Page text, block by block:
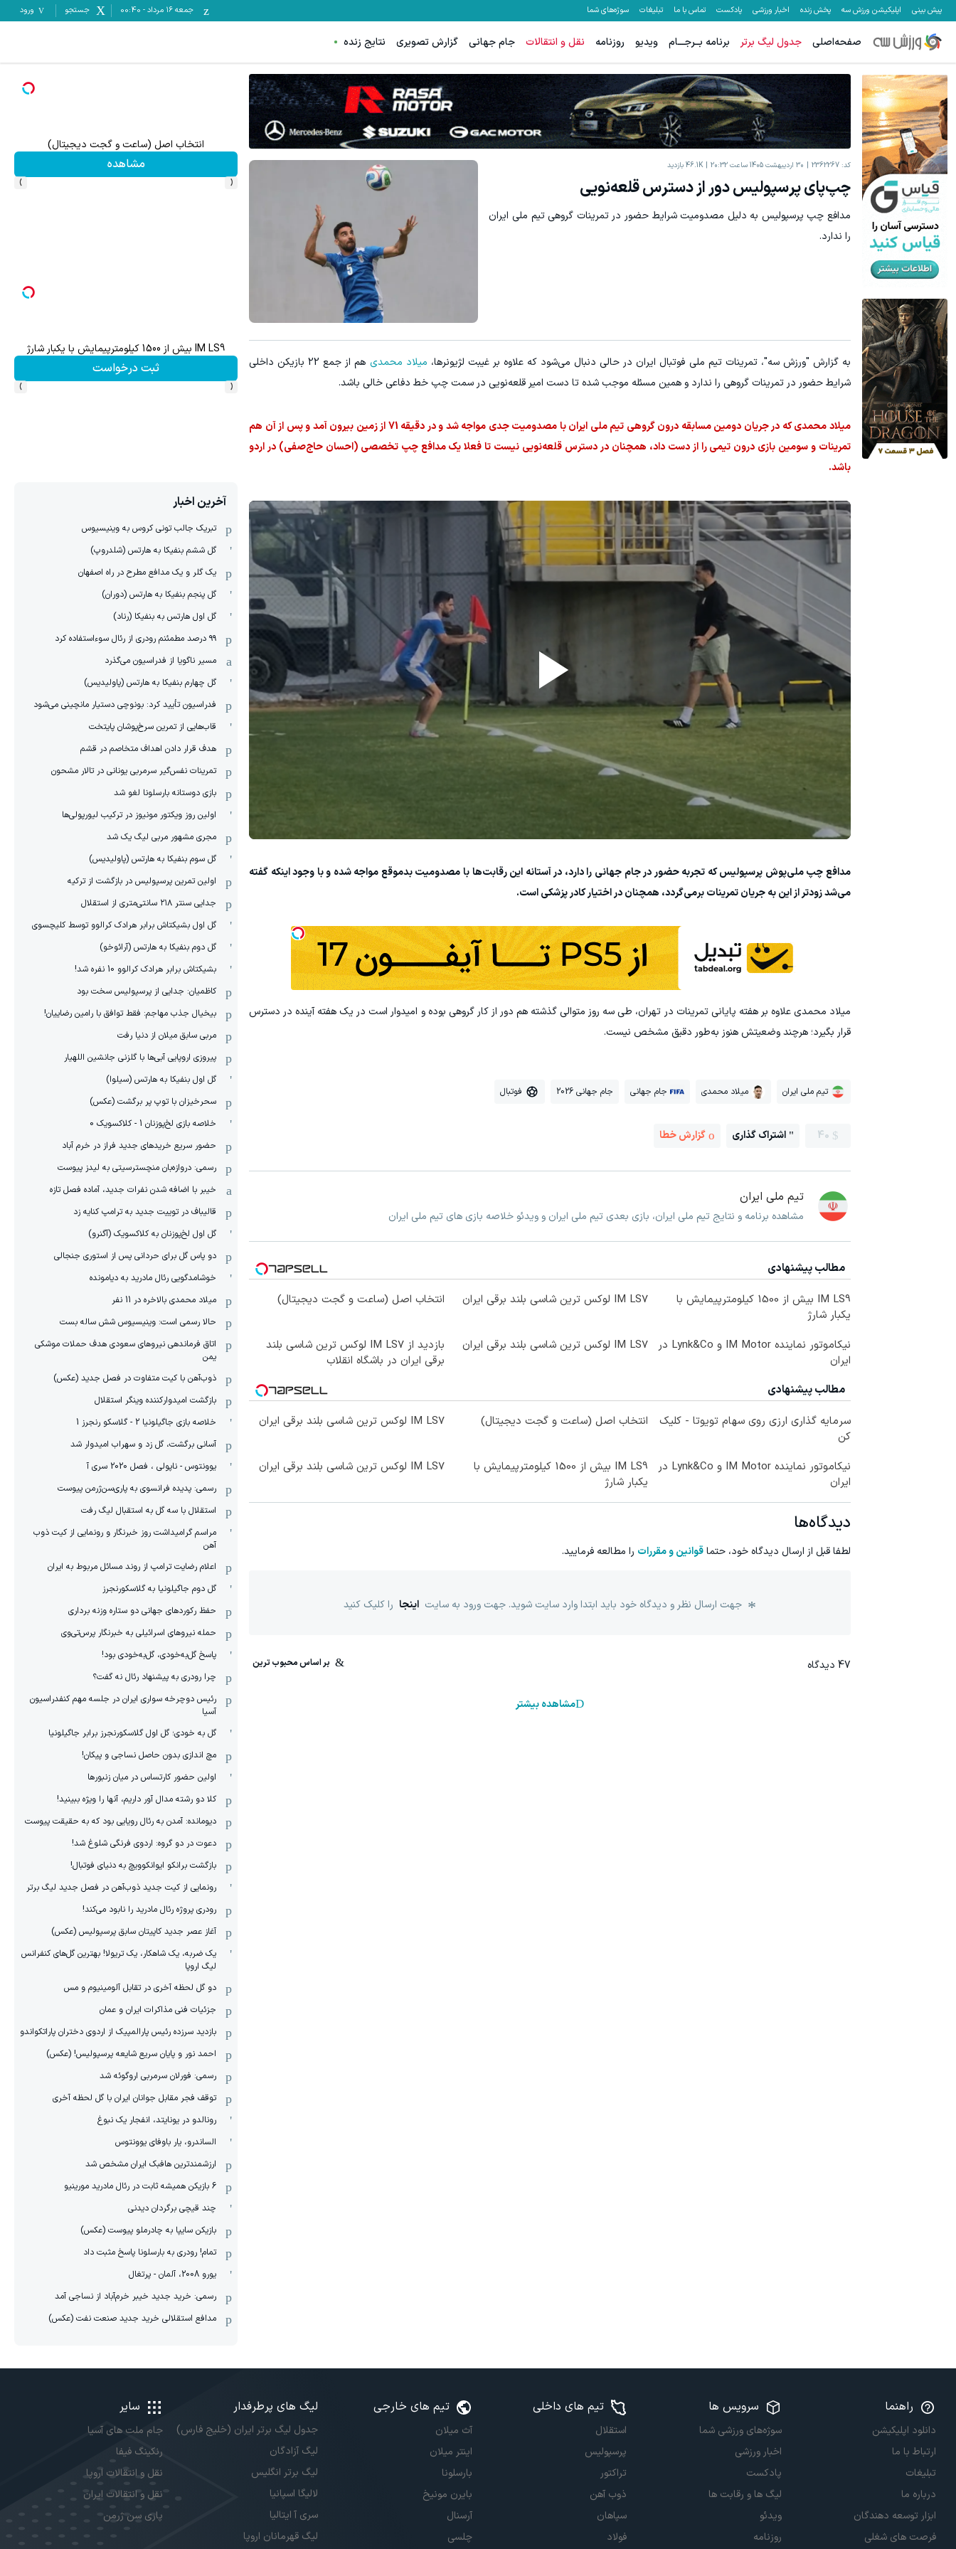
پیش بینی اپلیکیشن ورزش سه پخش زنده اخبار ورزشی پادکست تماس با ما تبلیغات سوژه‌های شما جمعه ۱۶ مرداد -
00:40 جستجو ورود
صفحه‌اصلی جدول لیگ برتر برنامه بــرجـــام ویدیو روزنامه نقل و انتقالات جام جهانی گزارش تصویری نتایج زنده
کد: 2362267 30 اردیبهشت 1405 ساعت 20:32 46.1K بازدید
چپ‌پای پرسپولیس دور از دسترس قلعه‌نویی
مدافع چپ پرسپولیس به دلیل مصدومیت شرایط حضور در تمرینات گروهی تیم ملی ایران
را ندارد.
به گزارش "ورزش سه"، تمرینات تیم ملی فوتبال ایران در حالی دنبال می‌شود که علاوه بر غیبت لژیونرها، میلاد محمدی
هم از جمع 22 بازیکن داخلی
شرایط حضور در تمرینات گروهی را ندارد و همین مسئله موجب شده تا دست امیر قلعه‌نویی در سمت چپ خط دفاعی خالی باشد.
میلاد محمدی که در جریان دومین مسابقه درون گروهی تیم ملی ایران با مصدومیت جدی مواجه شد و در دقیقه 71 از زمین بیرون آمد و پس از آن هم
تمرینات و سومین بازی درون تیمی را از دست داد، همچنان در دسترس قلعه‌نویی نیست تا فعلا یک مدافع چپ تخصصی (احسان حاج‌صفی) در اردو
باشد.
مدافع چپ ملی‌پوش پرسپولیس که تجربه حضور در جام جهانی را دارد، در آستانه این رقابت‌ها با مصدومیت بدموقع مواجه شده و با وجود اینکه گفته
می‌شد زودتر از این به جریان تمرینات برمی‌گردد، همچنان در اختیار کادر پزشکی است.
میلاد محمدی علاوه بر هفته پایانی تمرینات در تهران، طی سه روز متوالی گذشته هم دور از کار گروهی بوده و امیدوار است در یک هفته آینده در دسترس
قرار بگیرد؛ هرچند وضعیتش هنوز به‌طور دقیق مشخص نیست.
تیم ملی ایران میلاد محمدی جام جهانی جام جهانی 2026 فوتبال
40 اشتراک گذاری گزارش خطا
تیم ملی ایران
مشاهده برنامه و نتایج تیم ملی ایران، بازی بعدی تیم ملی ایران و ویدئو خلاصه بازی های تیم ملی ایران
مطالب پیشنهادی
IM LS9 بیش از 1500 کیلومترپیمایش با
یکبار شارژ
IM LS7 لوکس ترین شاسی بلند برقی ایران انتخاب اصل (ساعت و گجت دیجیتال)
نیکاموتور نماینده IM Motor و Lynk&Co در
ایران
IM LS7 لوکس ترین شاسی بلند برقی ایران
بازدید از IM LS7 لوکس ترین شاسی بلند
برقی ایران در باشگاه انقلاب
مطالب پیشنهادی
سرمایه گذاری ارزی روی سهام تویوتا - کلیک
کن
انتخاب اصل (ساعت و گجت دیجیتال) IM LS7 لوکس ترین شاسی بلند برقی ایران
نیکاموتور نماینده IM Motor و Lynk&Co در
ایران
IM LS9 بیش از 1500 کیلومترپیمایش با
یکبار شارژ
IM LS7 لوکس ترین شاسی بلند برقی ایران
دیدگاه‌ها
لطفا قبل از ارسال دیدگاه خود، حتماقوانین و مقررات را مطالعه فرمایید.
جهت ارسال نظر و دیدگاه خود باید ابتدا وارد سایت شوید. جهت ورود به سایت اینجا را کلیک کنید
47 دیدگاه
مشاهده بیشتر
انتخاب اصل (ساعت و گجت دیجیتال)
مشاهده
‹
›
IM LS9 بیش از 1500 کیلومترپیمایش با یکبار شارژ
ثبت درخواست
‹
›
آخرین اخبار
تبریک جالب تونی کروس به وینیسیوس
گل ششم بنفیکا به هارتس (شلدروپ)
یک گلر و یک مدافع مطرح در راه اصفهان
گل پنجم بنفیکا به هارتس (دوران)
گل اول هارتس به بنفیکا (رناد)
۹۹ درصد مطمئنم رودری از رئال سوءاستفاده کرد
مسیر ناگویا از فدراسیون می‌گذرد
گل چهارم بنفیکا به هارتس (پاولیدیس)
فدراسیون تأیید کرد: بونوچی دستیار مانچینی می‌شود
قاب‌هایی از تمرین سرخ‌پوشان پایتخت
هدف قرار دادن اهداف متخاصم در قشم
‏تمرینات نفس‌گیر سرمربی یونانی در تالار مشحون
بازی دوستانه بارسلونا لغو شد
اولین روز ویکتور مونیوز در ترکیب لیورپولی‌ها
مجری مشهور مربی لیگ یک شد
گل سوم بنفیکا به هارتس (پاولیدیس)
اولین تمرین پرسپولیس در بازگشت از ترکیه
جدایی سنتر ۲۱۸ سانتی‌متری از استقلال
گل اول بشیکتاش برابر هرادک کرالوو توسط کلیچسوی
گل دوم بنفیکا به هارتس (آرائوخو)
بشیکتاش برابر هرادک کرالوو 10 نفره شد!
کاظمیان: جدایی از پرسپولیس سخت بود
بیخیال جذب مهاجم: فقط توافق با رامین رضاییان!
مربی سابق میلان از دنیا رفت
پیروزی اروپایی آبی‌ها با گلزنی جانشین اللهیار
گل اول بنفیکا به هارتس (سیلوا)
سحرخیزان با توپ پر برگشت (عکس)
خلاصه بازی لخ‌پوزنان 1 - کلاکسویک 0
حضور سریع خریدهای جدید فراز در خرم آباد
رسمی: دروازه‌بان منچسترسیتی به لیدز پیوست
خیبر با اضافه شدن نفرات جدید، آماده فصل تازه
قالیباف در توییت جدید به ترامپ کنایه زد
گل اول لخ‌پوزنان به کلاکسویک (آگنرو)
دو پاس گل برای حردانی پس از استوری جنجالی
خوشامدگویی رئال مادرید به دیامونده
میلاد محمدی بالاخره در 11 نفر
حالا رسمی است: وینیسیوس شش ساله بست
اتاق فرماندهی نیروهای سعودی هدف حملات موشکی
یمن
ذوب‌آهن با کیت متفاوت در فصل جدید (عکس)
بازگشت امیدوارکننده وینگر استقلال
خلاصه بازی جاگیلونیا 2 - گلاسکو رنجرز 1
آسانی برگشت، گل زد و سهراب امیدوار شد
یوونتوس - ناپولی ، فصل 2020 سری آ
رسمی: پدیده فرانسوی به پاری‌سن‌ژرمن پیوست
استقلال با سه گل به استقبال لیگ رفت
مراسم گرامیداشت روز خبرنگار و رونمایی از کیت ذوب
آهن
اعلام رضایت ترامپ از روند مسائل مربوط به ایران
گل دوم جاگیلونیا به گلاسکورنجرز
حفظ رکوردهای جهانی دو ستاره وزنه برداری
حمله نیروهای اسرائیلی به خبرنگار پرس‌تی‌وی
پاسخ گل‌به‌خودی، گل‌به‌خودی بود!
چرا رودری به پیشنهاد رئال نه گفت؟
رئیس دوچرخه سواری ایران در جلسه مهم کنفدراسیون
آسیا
گل به خودی؛ گل اول گلاسکورنجرز برابر جاگیلونیا
مچ اندازی بدون حاصل نساجی و پیکان!
اولین حضور کارتساس در میان زنبورها
کلا دو‌ رشته مدال آور داریم، آنها را ویژه ببینید!
دیومانده: آمدن به رئال رویایی بود که به حقیقت پیوست
دعوت در دو گروه: اردوی فرنگی شلوغ شد!
بازگشت برانکو ایوانکوویچ به دنیای فوتبال!
رونمایی از کیت جدید ذوب‌آهن در فصل جدید لیگ برتر
رودری پروژه رئال مادرید را نابود می‌کند!
آغاز عصر جدید کاپیتان سابق پرسپولیس (عکس)
یک ضربه، یک شاهکار، یک تریولا! بهترین گل‌های کنفرانس
لیگ اروپا
دو گل لحظه آخری در تقابل آلومینیوم و مس
جزئیات فنی مذاکرات ایران و عمان
بازدید سرزده رئیس پارالمپیک از اردوی دختران پاراتکواندو
احمد نور و پایان سریع شایعه پرسپولیس! (عکس)
رسمی: فورلان سرمربی اروگوئه شد
توقف فجر مقابل جوانان ایران با گل لحظه آخری
رونالدو در یونایتد، انفجار یک نبوغ
الساندرو، یار باوفای یوونتوس
ارزشمندترین هافبک ایران مشخص شد
6 بازیکن همیشه ثابت در رئال مادرید مورینیو
چند قیچی برگردان دیدنی
بازیکن سایپا به چادرملو پیوست (عکس)
تمام! رودری به بارسلونا پاسخ مثبت داد
یورو 2008، آلمان - پرتغال
رسمی: خرید جدید خیبر خرم‌آباد از نساجی آمد
مدافع استقلالی خرید جدید صنعت نفت (عکس)
راهنما
دانلود اپلیکیشن
ارتباط با ما
تبلیغات
درباره ما
ابزار توسعه دهندگان
فرصت های شغلی
سرویس ها
سوژه‌های ورزشی شما
اخبار ورزشی
پادکست
لیگ ها و رقابت ها
ویدئو
روزنامه
تیم های داخلی
استقلال
پرسپولیس
تراکتور
ذوب آهن
سپاهان
فولاد
تیم های خارجی
آث میلان
اینتر میلان
بارسلونا
بایرن مونیخ
آرسنال
چلسی
لیگ های پرطرفدار
جدول لیگ برتر ایران (خلیج فارس)
لیگ آزادگان
لیگ برتر انگلیس
لالیگا اسپانیا
سری آ ایتالیا
لیگ قهرمانان اروپا
سایر
جام ملت های آسیا
رنکینگ فیفا
نقل و انتقالات اروپا
نقل و انتقالات ایران
پاری سن ژرمن